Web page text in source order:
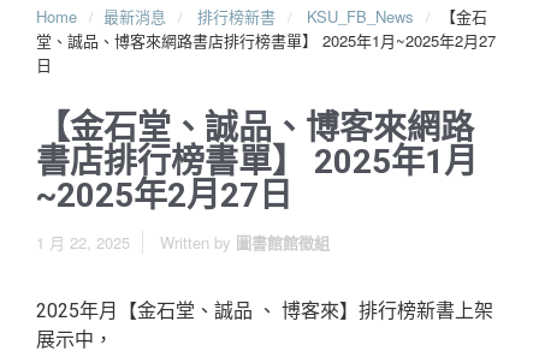
Home 最新消息 排行榜新書 KSU_FB_News
【金石
堂、誠品、博客來網路書店排行榜書單】 2025年1月~2025年2月27
日
【金石堂、誠品、博客來網路
書店排行榜書單】 2025年1月
~2025年2月27日
1 月 22, 2025 Written by 圖書館館徵組
2025年月【金石堂、誠品 、 博客來】排行榜新書上架
展示中，